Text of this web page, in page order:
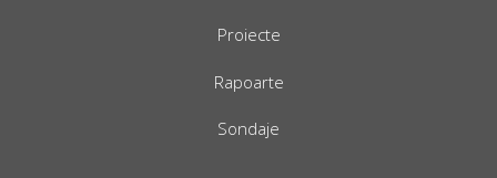
Proiecte
Rapoarte
Sondaje